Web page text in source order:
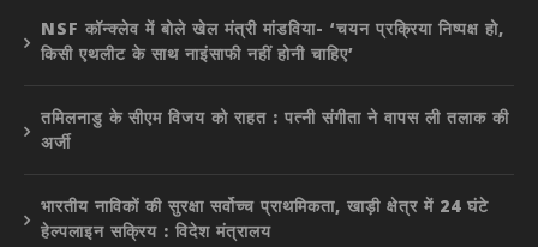
NSF कॉन्क्लेव में बोले खेल मंत्री मांडविया- ‘चयन प्रक्रिया निष्पक्ष हो,
किसी एथलीट के साथ नाइंसाफी नहीं होनी चाहिए’
तमिलनाडु के सीएम विजय को राहत : पत्नी संगीता ने वापस ली तलाक की
अर्जी
भारतीय नाविकों की सुरक्षा सर्वोच्च प्राथमिकता, खाड़ी क्षेत्र में 24 घंटे
हेल्पलाइन सक्रिय : विदेश मंत्रालय